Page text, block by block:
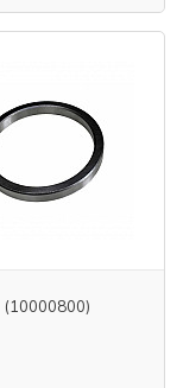
(10000800)